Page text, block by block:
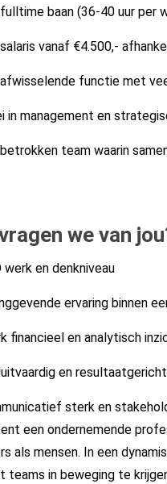
baan (36-40 uur per
vanaf €4.500,-
afwisselende functie met
in management en
team waarin
we van
werk en denkniveau
ervaring binnen
financieel en analytisch
en resultaatgericht
sterk en
een ondernemende
als mensen. In een
teams in beweging te